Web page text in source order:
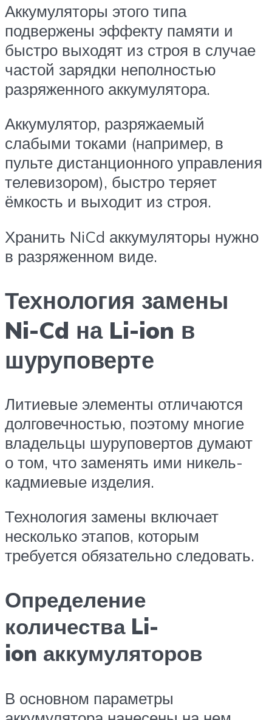
Аккумуляторы этого типа
подвержены эффекту памяти и
быстро выходят из строя в случае
частой зарядки неполностью
разряженного аккумулятора.
Аккумулятор, разряжаемый
слабыми токами (например, в
пульте дистанционного управления
телевизором), быстро теряет
ёмкость и выходит из строя.
Хранить NiCd аккумуляторы нужно
в разряженном виде.
Технология замены
Ni-Cd на Li-ion в
шуруповерте
Литиевые элементы отличаются
долговечностью, поэтому многие
владельцы шуруповертов думают
о том, что заменять ими никель-
кадмиевые изделия.
Технология замены включает
несколько этапов, которым
требуется обязательно следовать.
Определение
количества Li-
ion аккумуляторов
В основном параметры